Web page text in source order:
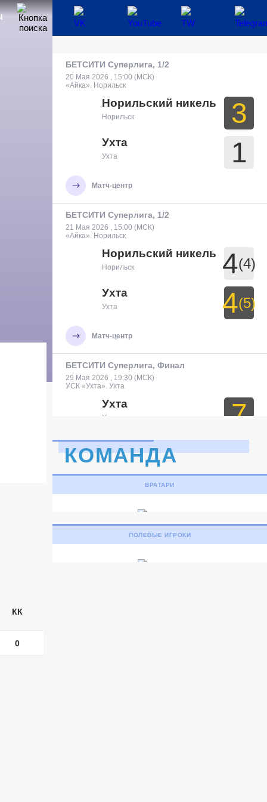
КК
0
БЕТСИТИ Суперлига, 1/2
20 Мая 2026 , 15:00 (МСК)
«Айка». Норильск
Норильский никель
Норильск 3
Ухта
Ухта 1
Матч-центр
БЕТСИТИ Суперлига, 1/2
21 Мая 2026 , 15:00 (МСК)
«Айка». Норильск
Норильский никель
Норильск 4(4)
Ухта
Ухта 4(5)
Матч-центр
БЕТСИТИ Суперлига, Финал
29 Мая 2026 , 19:30 (МСК)
УСК «Ухта». Ухта
Ухта
Ухта 7
Тюмень
Тюмень 3
30 Мая 2026
КОМАНДА
ВРАТАРИ
ПОЛЕВЫЕ ИГРОКИ